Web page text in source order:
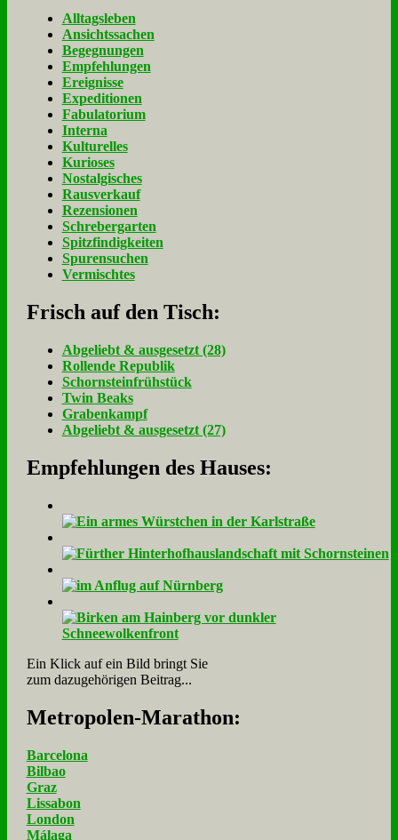
Alltagsleben
Ansichtssachen
Begegnungen
Empfehlungen
Ereignisse
Expeditionen
Fabulatorium
Interna
Kulturelles
Kurioses
Nostalgisches
Rausverkauf
Rezensionen
Schrebergarten
Spitzfindigkeiten
Spurensuchen
Vermischtes
Frisch auf den Tisch:
Ab­ge­liebt & aus­ge­setzt (28)
Rol­len­de Re­pu­blik
Schorn­stein­früh­stück
Twin Beaks
Gra­ben­kampf
Ab­ge­liebt & aus­ge­setzt (27)
Empfehlungen des Hauses:
Ein Klick auf ein Bild bringt Sie
zum dazugehörigen Beitrag...
Me­tro­po­len-Ma­ra­thon:
Barcelona
Bilbao
Graz
Lissabon
London
Málaga